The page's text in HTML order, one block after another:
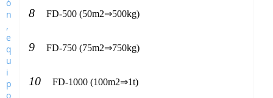
8 FD-500 (50m2⇒500kg)
9 FD-750 (75m2⇒750kg)
10 FD-1000 (100m2⇒1t)